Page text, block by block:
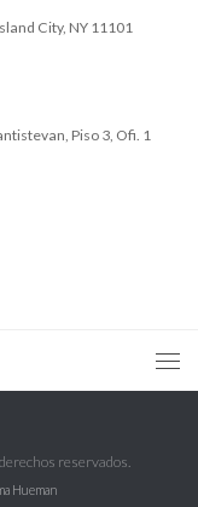
City, NY 11101
Piso 3, Ofi. 1
reservados.
Hueman